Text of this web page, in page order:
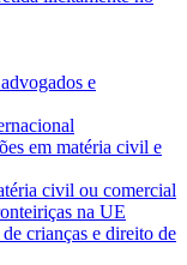
e
em matéria civil e
civil ou comercial
na UE
crianças e direito de